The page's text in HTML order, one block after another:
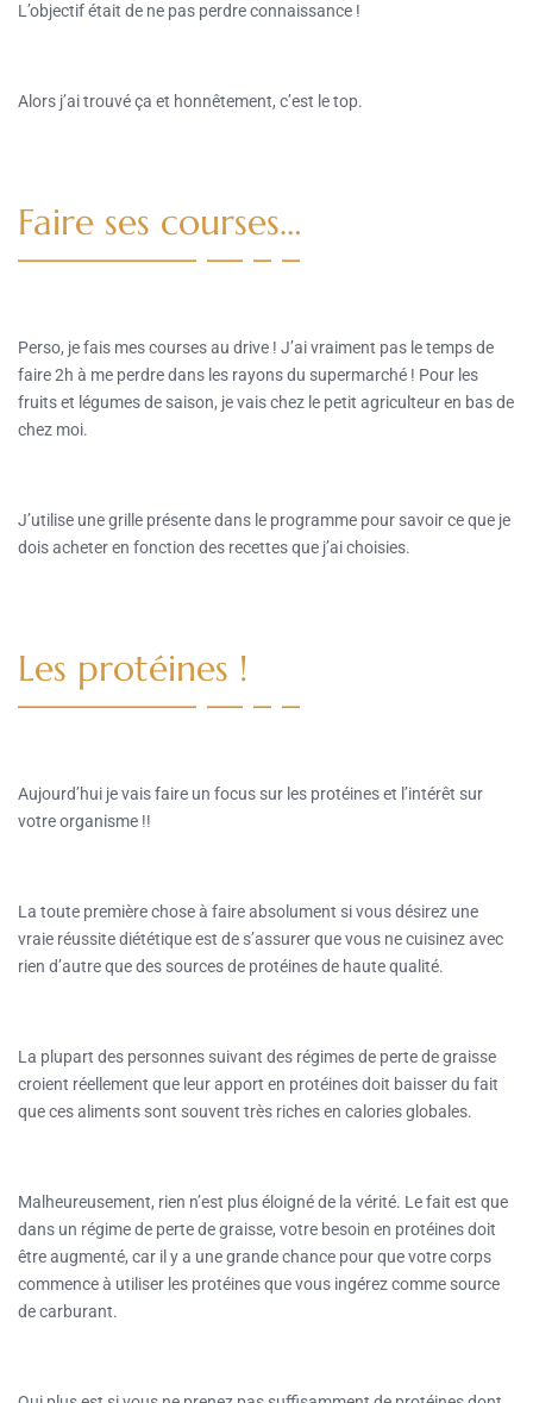
L’objectif était de ne pas perdre connaissance !
Alors j’ai trouvé ça et honnêtement, c’est le top.
Faire ses courses…
Perso, je fais mes courses au drive ! J’ai vraiment pas le temps de
faire 2h à me perdre dans les rayons du supermarché ! Pour les
fruits et légumes de saison, je vais chez le petit agriculteur en bas de
chez moi.
J’utilise une grille présente dans le programme pour savoir ce que je
dois acheter en fonction des recettes que j’ai choisies.
Les protéines !
Aujourd’hui je vais faire un focus sur les protéines et l’intérêt sur
votre organisme !!
La toute première chose à faire absolument si vous désirez une
vraie réussite diététique est de s’assurer que vous ne cuisinez avec
rien d’autre que des sources de protéines de haute qualité.
La plupart des personnes suivant des régimes de perte de graisse
croient réellement que leur apport en protéines doit baisser du fait
que ces aliments sont souvent très riches en calories globales.
Malheureusement, rien n’est plus éloigné de la vérité. Le fait est que
dans un régime de perte de graisse, votre besoin en protéines doit
être augmenté, car il y a une grande chance pour que votre corps
commence à utiliser les protéines que vous ingérez comme source
de carburant.